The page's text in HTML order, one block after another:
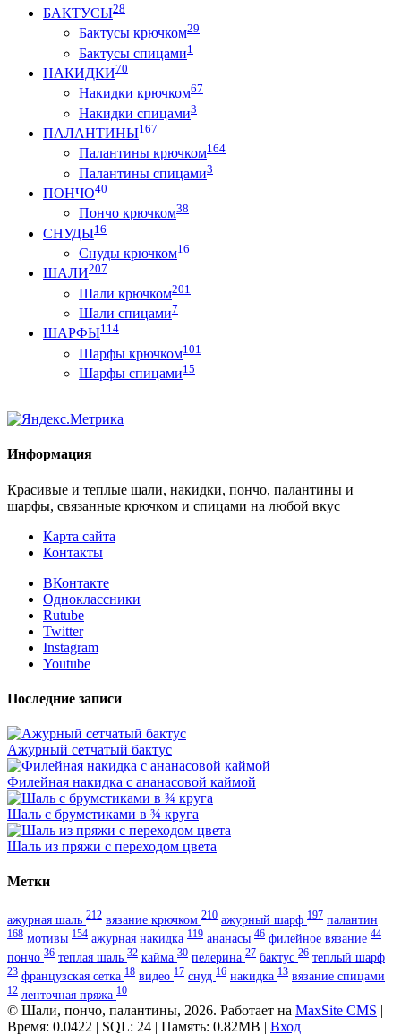
БАКТУСЫ28
Бактусы крючком29
Бактусы спицами1
НАКИДКИ70
Накидки крючком67
Накидки спицами3
ПАЛАНТИНЫ167
Палантины крючком164
Палантины спицами3
ПОНЧО40
Пончо крючком38
СНУДЫ16
Снуды крючком16
ШАЛИ207
Шали крючком201
Шали спицами7
ШАРФЫ114
Шарфы крючком101
Шарфы спицами15
Информация
Красивые и теплые шали, накидки, пончо, палантины и
шарфы, связанные крючком и спицами на любой вкус
Карта сайта
Контакты
ВКонтакте
Одноклассники
Rutube
Twitter
Instagram
Youtube
Последние записи
Ажурный сетчатый бактус
Филейная накидка с ананасовой каймой
Шаль с брумстиками в ¾ круга
Шаль из пряжи с переходом цвета
Метки
ажурная шаль 212 вязание крючком 210 ажурный шарф 197 палантин
168 мотивы 154 ажурная накидка 119 ананасы 46 филейное вязание 44
пончо 36 теплая шаль 32 кайма 30 пелерина 27 бактус 26 теплый шарф
23 французская сетка 18 видео 17 снуд 16 накидка 13 вязание спицами
12 ленточная пряжа 10
© Шали, пончо, палантины, 2026. Работает на MaxSite CMS |
Время: 0.0422 | SQL: 24 | Память: 0.82MB | Вход